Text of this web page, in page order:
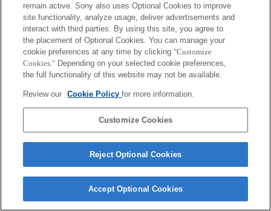
Copyright 2026 Sony Corporation
remain active. Sony also uses Optional Cookies to improve
site functionality, analyze usage, deliver advertisements and
interact with third parties. By using this site, you agree to
the placement of Optional Cookies. You can manage your
cookie preferences at any time by clicking "Customize
Cookies." Depending on your selected cookie preferences,
the full functionality of this website may not be available.
Review our Cookie Policyfor more information.
Customize Cookies
Reject Optional Cookies
Accept Optional Cookies